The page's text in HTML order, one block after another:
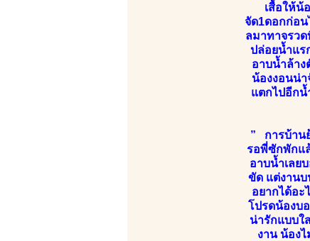
เสื้อให้น้
จัด1ดอกก่อน
ลมาทาจรว
ปล่อยน้ำแร
อาบน้ำล้า
น้องงอนน่า
แตกไปอีกน้
” การบ้าน
รอพี่ซักพักแ
อาบน้ำเลย
ขัด แต่งานบ
อยากได้อะ
โปรดน้องบ
น่ารักแบบใ
งาน น้อง